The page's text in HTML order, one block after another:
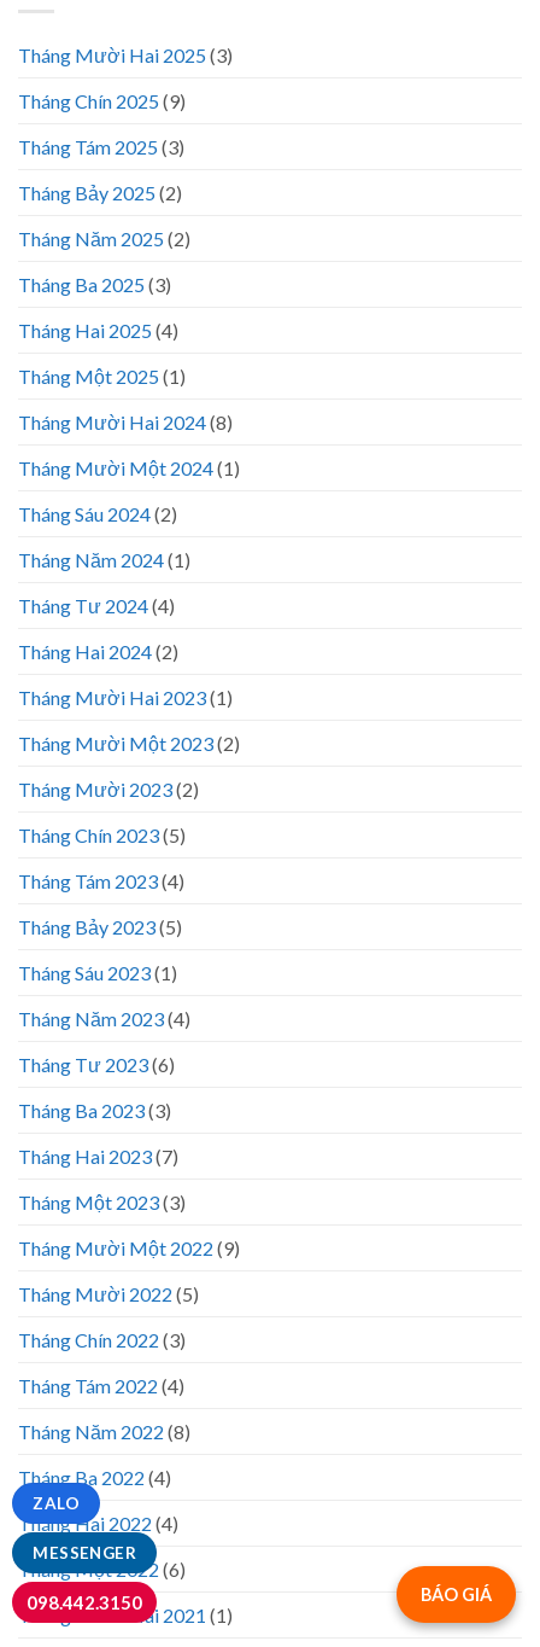
Tháng Mười Hai 2025(3)
Tháng Chín 2025(9)
Tháng Tám 2025(3)
Tháng Bảy 2025(2)
Tháng Năm 2025(2)
Tháng Ba 2025(3)
Tháng Hai 2025(4)
Tháng Một 2025(1)
Tháng Mười Hai 2024(8)
Tháng Mười Một 2024(1)
Tháng Sáu 2024(2)
Tháng Năm 2024(1)
Tháng Tư 2024(4)
Tháng Hai 2024(2)
Tháng Mười Hai 2023(1)
Tháng Mười Một 2023(2)
Tháng Mười 2023(2)
Tháng Chín 2023(5)
Tháng Tám 2023(4)
Tháng Bảy 2023(5)
Tháng Sáu 2023(1)
Tháng Năm 2023(4)
Tháng Tư 2023(6)
Tháng Ba 2023(3)
Tháng Hai 2023(7)
Tháng Một 2023(3)
Tháng Mười Một 2022 (9)
Tháng Mười 2022 (5)
Tháng Chín 2022 (3)
Tháng Tám 2022 (4)
Tháng Năm 2022 (8)
Tháng Ba 2022 (4)
Tháng Hai 2022 (4)
Tháng Một 2022 (6)
Tháng Mười Hai 2021 (1)
BÁO GIÁ
MESSENGER
ZALO
098.442.3150